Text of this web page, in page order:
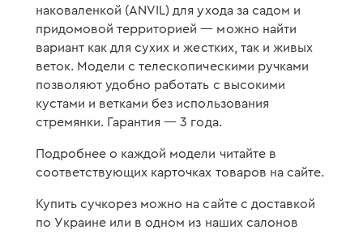
наковаленкой (ANVIL) для ухода за садом и
придомовой территорией — можно найти
вариант как для сухих и жестких, так и живых
веток. Модели с телескопическими ручками
позволяют удобно работать с высокими
кустами и ветками без использования
стремянки. Гарантия — 3 года.
Подробнее о каждой модели читайте в
соответствующих карточках товаров на сайте.
Купить сучкорез можно на сайте с доставкой
по Украине или в одном из наших салонов